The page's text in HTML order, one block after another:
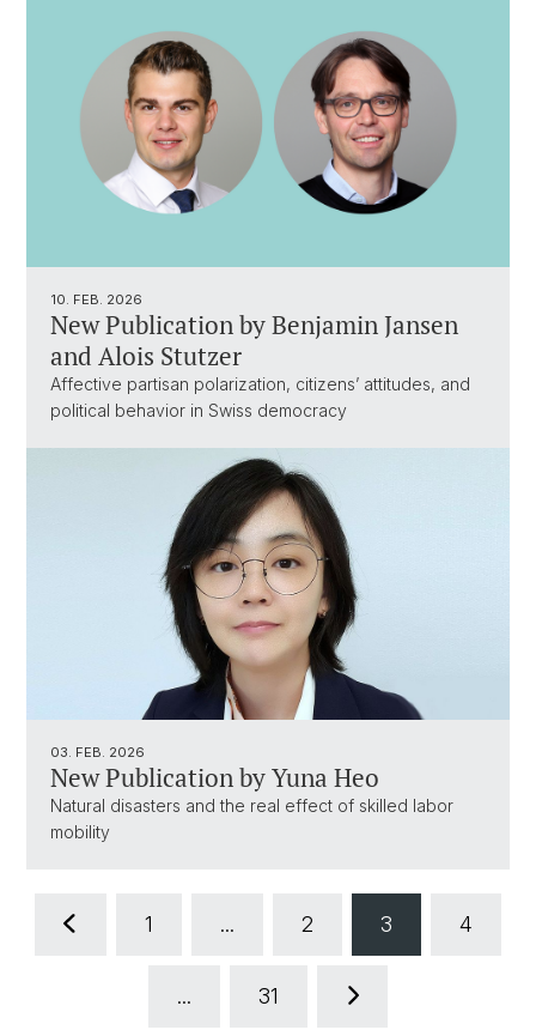
10. FEB. 2026
New Publication by Benjamin Jansen
and Alois Stutzer
Affective partisan polarization, citizens’ attitudes, and
political behavior in Swiss democracy
03. FEB. 2026
New Publication by Yuna Heo
Natural disasters and the real effect of skilled labor
mobility
1 ... 2 3 4
... 31